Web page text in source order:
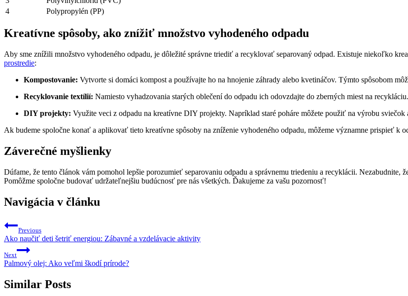
4
Polypropylén (PP)
Kreatívne spôsoby, ako znížiť množstvo vyhodeného odpadu
Aby sme znížili množstvo vyhodeného odpadu, je dôležité správne triediť a recyklovať separovaný odpad. Existuje niekoľko
prostredie:
Kompostovanie: Vytvorte si domáci kompost a používajte ho na hnojenie záhrady alebo kvetináčov. Týmto spôsobom
Recyklovanie textílií: Namiesto vyhadzovania starých oblečení do odpadu ich odovzdajte do zberných miest na
DIY projekty: Využite veci z odpadu na kreatívne DIY projekty. Napríklad staré poháre môžete použiť na výrobu sviečok
Ak budeme spoločne konať a aplikovať tieto kreatívne spôsoby na zníženie vyhodeného odpadu, môžeme významne prispieť k
Záverečné myšlienky
Dúfame, že tento článok vám pomohol lepšie porozumieť separovaniu odpadu a správnemu triedeniu a recyklácii.
Pomôžme spoločne budovať udržateľnejšiu budúcnosť pre nás všetkých. Ďakujeme za vašu pozornosť!
Navigácia v článku
Previous
Ako naučiť deti šetriť energiou: Zábavné a vzdelávacie aktivity
Next
Palmový olej: Ako veľmi škodí prírode?
Similar Posts